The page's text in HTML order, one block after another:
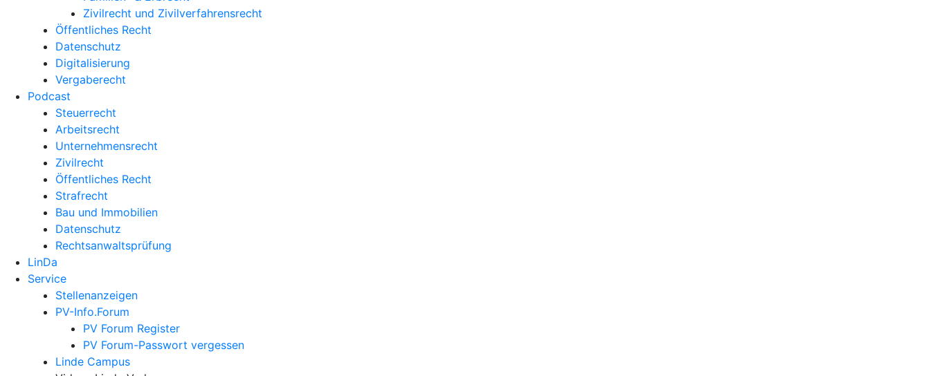
Zivilrecht und Zivilverfahrensrecht
Öffentliches Recht
Datenschutz
Digitalisierung
Vergaberecht
Podcast
Steuerrecht
Arbeitsrecht
Unternehmens­recht
Zivilrecht
Öffentliches Recht
Strafrecht
Bau und Immobilien
Datenschutz
Rechtsanwalts­prüfung
LinDa
Service
Stellenanzeigen
PV-Info.Forum
PV Forum Register
PV Forum-Passwort vergessen
Linde Campus